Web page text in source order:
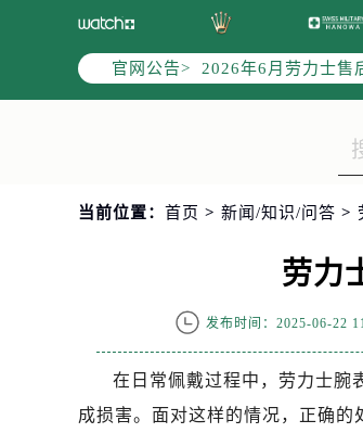
官网公告>
2026年6月劳力士中
2026年6月劳力士
2026年6月劳力士售
北京市东城区东长
天津市和平区赤峰
上海市黄浦区南京
常州市新北区龙锦
徐州市鼓楼区淮海
盐城市盐都区世纪
泰州市海陵区永定
当前位置： 首页 > 新闻/知识/问答 >
劳力
发布时间：2025-06-22
在日常佩戴过程中，劳力士腕
成损害。面对这样的情况，正确